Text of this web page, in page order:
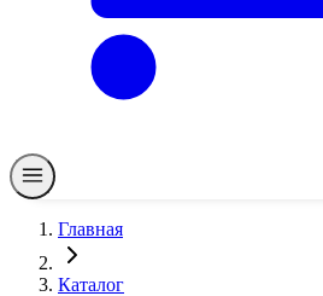
Главная
Каталог